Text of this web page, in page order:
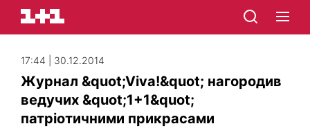
17:44 | 30.12.2014
Журнал &quot;Viva!&quot; нагородив
ведучих &quot;1+1&quot;
патріотичними прикрасами